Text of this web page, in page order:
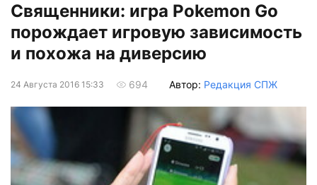
Cвященники: игра Pokemon Go
порождает игровую зависимость
и похожа на диверсию
24 Августа 2016 15:33 694 Автор: Редакция СПЖ